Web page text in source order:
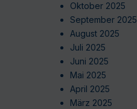
Oktober 2025
September 2025
August 2025
Juli 2025
Juni 2025
Mai 2025
April 2025
März 2025